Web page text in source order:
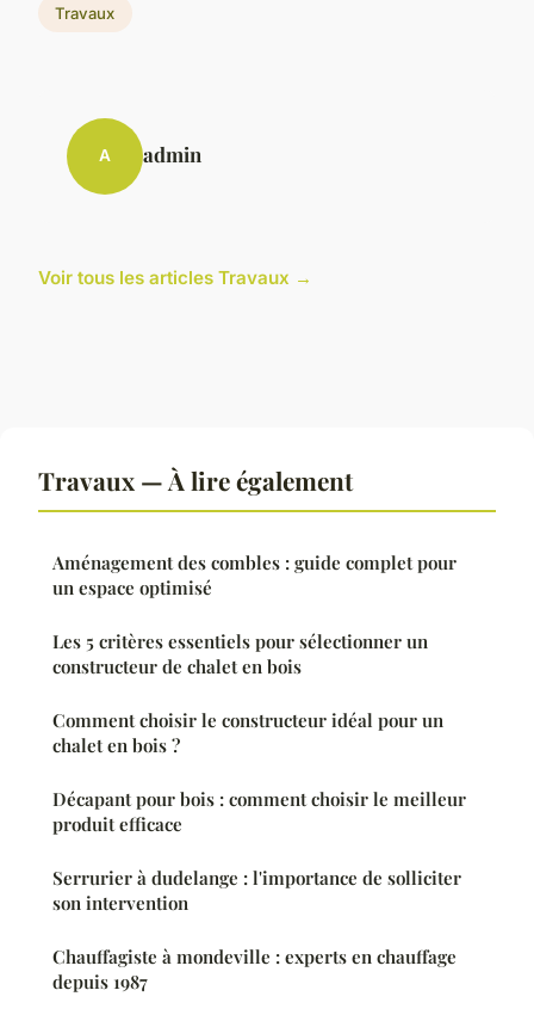
Travaux
A admin
Voir tous les articles Travaux →
Travaux — À lire également
Aménagement des combles : guide complet pour
un espace optimisé
Les 5 critères essentiels pour sélectionner un
constructeur de chalet en bois
Comment choisir le constructeur idéal pour un
chalet en bois ?
Décapant pour bois : comment choisir le meilleur
produit efficace
Serrurier à dudelange : l'importance de solliciter
son intervention
Chauffagiste à mondeville : experts en chauffage
depuis 1987